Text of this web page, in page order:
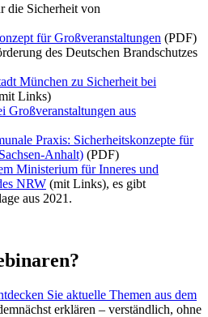
die Sicherheit von
für Großveranstaltungen (PDF)
des Deutschen Brandschutzes
München zu Sicherheit bei
Links)
Großveranstaltungen aus
Praxis: Sicherheitskonzepte für
Anhalt) (PDF)
Ministerium für Inneres und
NRW (mit Links), es gibt
aus 2021.
Sie aktuelle Themen aus dem
erklären – verständlich, ohne